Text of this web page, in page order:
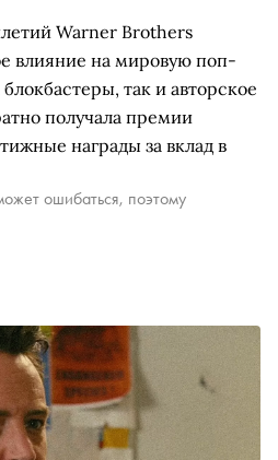
Warner Brothers
влияние на мировую поп-
так и авторское
получала премии
награды за вклад в
ошибаться, поэтому